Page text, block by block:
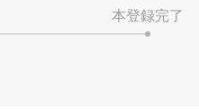
本登録完了